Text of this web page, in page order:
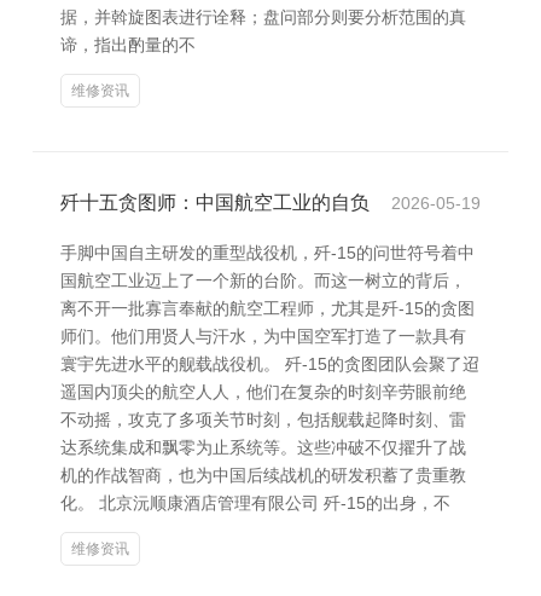
据，并斡旋图表进行诠释；盘问部分则要分析范围的真
谛，指出酌量的不
维修资讯
歼十五贪图师：中国航空工业的自负 2026-05-19
手脚中国自主研发的重型战役机，歼-15的问世符号着中
国航空工业迈上了一个新的台阶。而这一树立的背后，
离不开一批寡言奉献的航空工程师，尤其是歼-15的贪图
师们。他们用贤人与汗水，为中国空军打造了一款具有
寰宇先进水平的舰载战役机。 歼-15的贪图团队会聚了迢
遥国内顶尖的航空人人，他们在复杂的时刻辛劳眼前绝
不动摇，攻克了多项关节时刻，包括舰载起降时刻、雷
达系统集成和飘零为止系统等。这些冲破不仅擢升了战
机的作战智商，也为中国后续战机的研发积蓄了贵重教
化。 北京沅顺康酒店管理有限公司 歼-15的出身，不
维修资讯